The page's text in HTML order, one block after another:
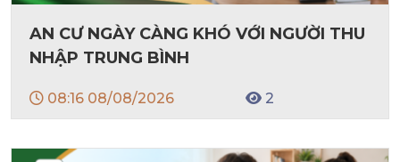
AN CƯ NGÀY CÀNG KHÓ VỚI NGƯỜI THU
NHẬP TRUNG BÌNH
08:16 08/08/2026 2